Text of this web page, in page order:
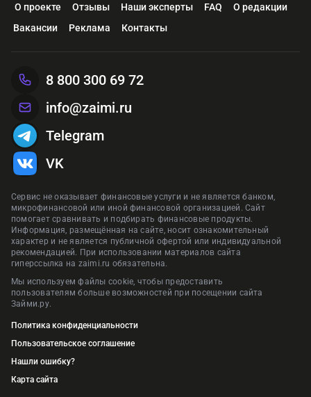
О проекте Отзывы Наши эксперты FAQ
О редакции
Вакансии
Реклама Контакты
Сервис не оказывает финансовые услуги и не является банком,
микрофинансовой или иной финансовой организацией. Сайт
помогает сравнивать и подбирать финансовые продукты.
Информация, размещённая на сайте, носит ознакомительный
характер и не является публичной офертой или индивидуальной
рекомендацией. При использовании материалов сайта
гиперссылка на zaimi.ru обязательна.
Мы используем файлы cookie, чтобы предоставить
пользователям больше возможностей при посещении сайта
Займи.ру.
Политика конфиденциальности
Пользовательское соглашение
Нашли ошибку?
Карта сайта
8 800 300 69 72
info@zaimi.ru
Telegram
VK